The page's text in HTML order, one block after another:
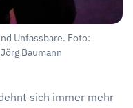
Unfassbare. Foto:
Baumann
sich immer mehr